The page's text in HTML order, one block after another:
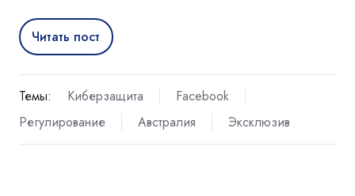
Читать пост
Темы: Киберзащита
Facebook
Регулирование
Австралия Эксклюзив